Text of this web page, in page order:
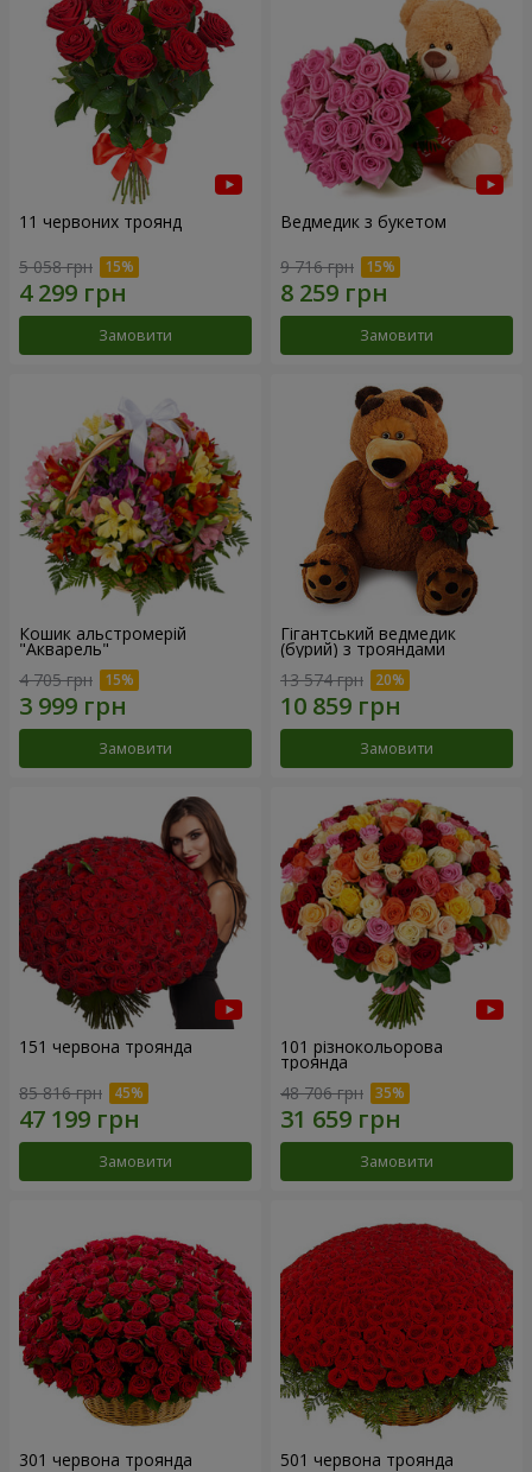
11 червоних троянд
5 058 грн
Замовити
Ведмедик з букетом
9 716 грн
Замовити
Кошик альстромерій
"Акварель"
4 705 грн
Замовити
Гігантський ведмедик
(бурий) з трояндами
13 574 грн
Замовити
151 червона троянда
85 816 грн
Замовити
101 різнокольорова
троянда
48 706 грн
Замовити
301 червона троянда 501 червона троянда